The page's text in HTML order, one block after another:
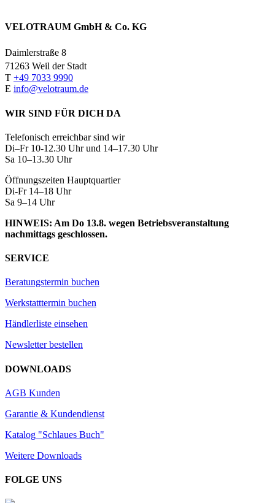
VELOTRAUM GmbH & Co. KG
Daimlerstraße 8
71263 Weil der Stadt
T +49 7033 9990
E info@velotraum.de
WIR SIND FÜR DICH DA
Telefonisch erreichbar sind wir
Di–Fr 10-12.30 Uhr und 14–17.30 Uhr
Sa 10–13.30 Uhr
Öffnungszeiten Hauptquartier
Di-Fr 14–18 Uhr
Sa 9–14 Uhr
HINWEIS: Am Do 13.8. wegen Betriebsveranstaltung
nachmittags geschlossen.
SERVICE
Beratungstermin buchen
Werkstatttermin buchen
Händlerliste einsehen
Newsletter bestellen
DOWNLOADS
AGB Kunden
Garantie & Kundendienst
Katalog "Schlaues Buch"
Weitere Downloads
FOLGE UNS